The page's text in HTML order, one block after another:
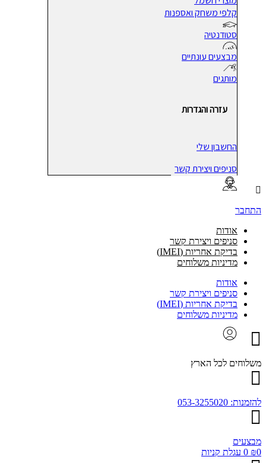
קלפי משחק ואספנות
סטודנטיה
מבצעים עונתיים
מותגים
עזרה והגדרות
החשבון שלי
סניפים ויצירת קשר
אודות
סניפים ויצירת קשר
בדיקת אחריות (IMEI)
מדיניות משלוחים
אודות
סניפים ויצירת קשר
בדיקת אחריות (IMEI)
מדיניות משלוחים
לכל הארץ
053-3255020
0 עגלת קניות